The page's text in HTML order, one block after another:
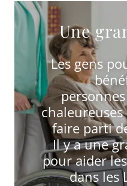
Une
Les gens
faire parti
Il y a une
pour aider
dans les